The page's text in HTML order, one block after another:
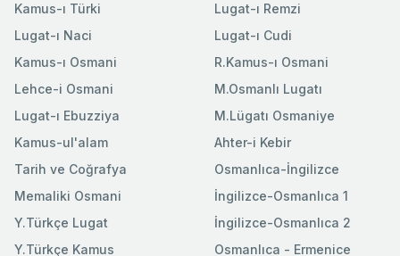
Kamus-ı Türki
Lugat-ı Naci
Kamus-ı Osmani
Lehce-i Osmani
Lugat-ı Ebuzziya
Lugat-ı Remzi
Lugat-ı Cudi
R.Kamus-ı Osmani
M.Osmanlı Lugatı
M.Lügatı Osmaniye
Kamus-ul'alam
Tarih ve Coğrafya
Memaliki Osmani
Y.Türkçe Lugat
Y.Türkçe Kamus
Ahter-i Kebir
Osmanlıca-İngilizce
İngilizce-Osmanlıca 1
İngilizce-Osmanlıca 2
Osmanlıca - Ermenice